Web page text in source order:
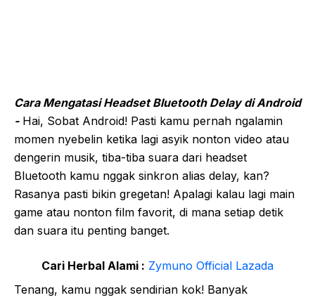
Cara Mengatasi Headset Bluetooth Delay di Android
-Hai, Sobat Android! Pasti kamu pernah ngalamin
momen nyebelin ketika lagi asyik nonton video atau
dengerin musik, tiba-tiba suara dari headset
Bluetooth kamu nggak sinkron alias delay, kan?
Rasanya pasti bikin gregetan! Apalagi kalau lagi main
game atau nonton film favorit, di mana setiap detik
dan suara itu penting banget.
Cari Herbal Alami : Zymuno Official Lazada
Tenang, kamu nggak sendirian kok! Banyak